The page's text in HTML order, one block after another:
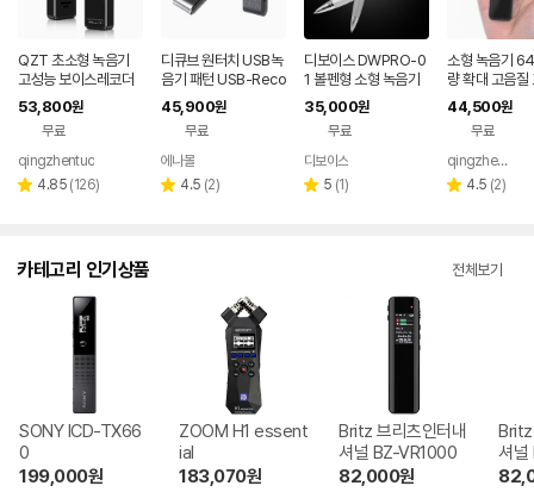
QZT 초소형 녹음기
고성능 보이스레코더
장시간 41h 연속 녹음
V90-32GB
53,800원
무료
qingzhentuo
별 4.85 리
(126)
디큐브 원터치 USB녹
음기 패턴 USB-Reco
rder-P
45,900원
무료
페이
에나몰
별 4.5 리
(2)
디보이스 DWPRO-0
1 볼펜형 소형 녹음기
보이스레코더 256M
B/1GB
35,000원
무료
디보이스
별 5 리
(1)
소형 녹음기
량 확대 고음질
보이스레코더
착 연속 녹음
44,500원
무료
qingzhentuo
별 4.5 리
(2)
카테고리 인기상품 전체보기
SONY ICD-TX66
0
199,000원
ZOOM H1 essent
ial
183,070원
Britz 브리츠인터내
셔널 BZ-VR1000
82,000원
Britz
셔